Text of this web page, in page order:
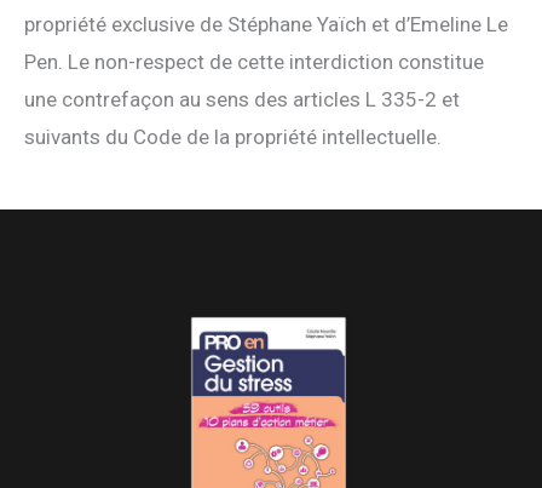
propriété exclusive de Stéphane Yaïch et d’Emeline Le
Pen. Le non-respect de cette interdiction constitue
une contrefaçon au sens des articles L 335-2 et
suivants du Code de la propriété intellectuelle.